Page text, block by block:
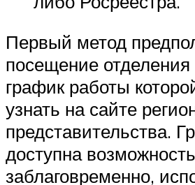
Первый метод
посещение отделения
график работы
узнать на сайте
представительства.
доступна
заблаговременно,